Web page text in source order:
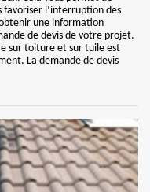
l’interruption des
une information
de devis de votre projet.
sur toiture et sur tuile est
La demande de devis